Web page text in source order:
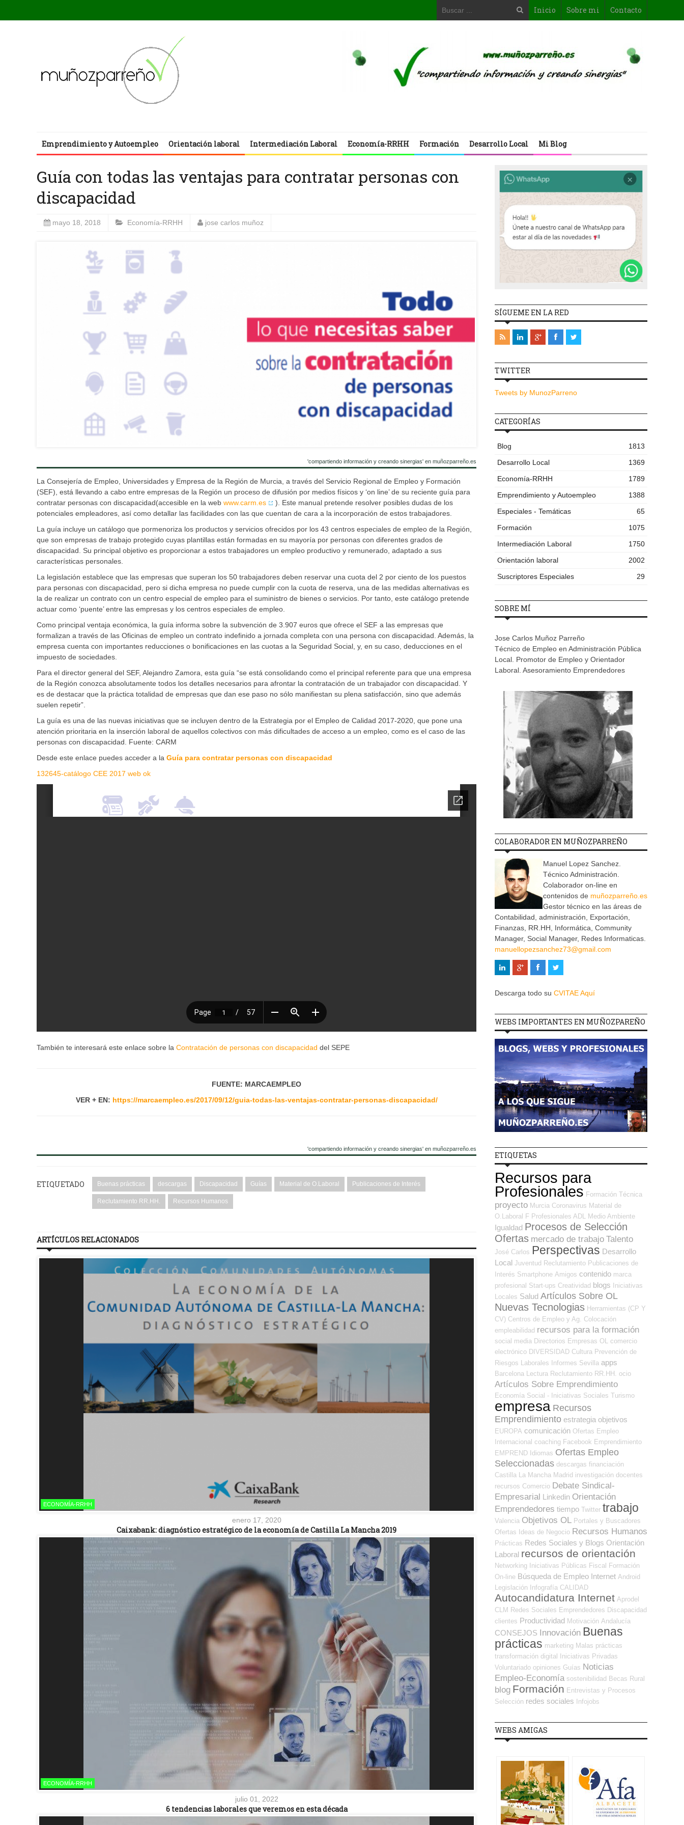
Inicio Sobre mi Contacto
Emprendimiento y Autoempleo Orientación laboral Intermediación Laboral Economía-RRHH Formación Desarrollo Local Mi Blog
Guía con todas las ventajas para contratar personas con
discapacidad
mayo 18, 2018 Economía-RRHH jose carlos muñoz
'compartiendo información y creando sinergias' en muñozparreño.es
La Consejería de Empleo, Universidades y Empresa de la Región de Murcia, a través del Servicio Regional de Empleo y Formación
(SEF), está llevando a cabo entre empresas de la Región un proceso de difusión por medios físicos y ‘on line’ de su reciente guía para
contratar personas con discapacidad(accesible en la web www.carm.es
). Este manual pretende resolver posibles dudas de los
potenciales empleadores, así como detallar las facilidades con las que cuentan de cara a la incorporación de estos trabajadores.
La guía incluye un catálogo que pormenoriza los productos y servicios ofrecidos por los 43 centros especiales de empleo de la Región,
que son empresas de trabajo protegido cuyas plantillas están formadas en su mayoría por personas con diferentes grados de
discapacidad. Su principal objetivo es proporcionar a estos trabajadores un empleo productivo y remunerado, adaptado a sus
características personales.
La legislación establece que las empresas que superan los 50 trabajadores deben reservar una cuota del 2 por ciento de los puestos
para personas con discapacidad, pero si dicha empresa no puede cumplir con la cuota de reserva, una de las medidas alternativas es
la de realizar un contrato con un centro especial de empleo para el suministro de bienes o servicios. Por tanto, este catálogo pretende
actuar como ‘puente’ entre las empresas y los centros especiales de empleo.
Como principal ventaja económica, la guía informa sobre la subvención de 3.907 euros que ofrece el SEF a las empresas que
formalizan a través de las Oficinas de empleo un contrato indefinido a jornada completa con una persona con discapacidad. Además, la
empresa cuenta con importantes reducciones o bonificaciones en las cuotas a la Seguridad Social, y, en su caso, deducciones en el
impuesto de sociedades.
Para el director general del SEF, Alejandro Zamora, esta guía “se está consolidando como el principal referente para que una empresa
de la Región conozca absolutamente todos los detalles necesarios para afrontar la contratación de un trabajador con discapacidad. Y
es de destacar que la práctica totalidad de empresas que dan ese paso no sólo manifiestan su plena satisfacción, sino que además
suelen repetir”.
La guía es una de las nuevas iniciativas que se incluyen dentro de la Estrategia por el Empleo de Calidad 2017-2020, que pone una
atención prioritaria en la inserción laboral de aquellos colectivos con más dificultades de acceso a un empleo, como es el caso de las
personas con discapacidad. Fuente: CARM
Desde este enlace puedes acceder a la Guía para contratar personas con discapacidad
132645-catálogo CEE 2017 web ok
También te interesará este enlace sobre la Contratación de personas con discapacidad del SEPE
FUENTE: MARCAEMPLEO
VER + EN: https://marcaempleo.es/2017/09/12/guia-todas-las-ventajas-contratar-personas-discapacidad/
'compartiendo información y creando sinergias' en muñozparreño.es
ETIQUETADO Buenas prácticas descargas Discapacidad Guías Material de O.Laboral Publicaciones de Interés
Reclutamiento RR.HH. Recursos Humanos
ARTÍCULOS RELACIONADOS
ECONOMÍA-RRHH
enero 17, 2020
Caixabank: diagnóstico estratégico de la economía de Castilla La Mancha 2019
ECONOMÍA-RRHH
julio 01, 2022
6 tendencias laborales que veremos en esta década
SÍGUEME EN LA RED
TWITTER
Tweets by MunozParreno
CATEGORÍAS
Blog
1813
Desarrollo Local
1369
Economía-RRHH
1789
Emprendimiento y Autoempleo
1388
Especiales - Temáticas
65
Formación
1075
Intermediación Laboral
1750
Orientación laboral
2002
Suscriptores Especiales
29
SOBRE MÍ
Jose Carlos Muñoz Parreño
Técnico de Empleo en Administración Pública
Local. Promotor de Empleo y Orientador
Laboral. Asesoramiento Emprendedores
COLABORADOR EN MUÑOZPARREÑO
Manuel Lopez Sanchez.
Técnico Administración.
Colaborador on-line en
contenidos de muñozparreño.es
Gestor técnico en las áreas de
Contabilidad, administración, Exportación,
Finanzas, RR.HH, Informática, Community
Manager, Social Manager, Redes Informaticas.
manuellopezsanchez73@gmail.com
Descarga todo su CVITAE Aquí
WEBS IMPORTANTES EN MUÑOZPAREÑO
ETIQUETAS
Recursos para
Profesionales Formación Técnica
proyecto Murcia Coronavirus Material de
O.Laboral
F Profesionales ADL Medio Ambiente
Igualdad Procesos de Selección
Ofertas mercado de trabajo Talento
José Carlos Perspectivas Desarrollo
Local Juventud Reclutamiento Publicaciones de
Interés Smartphone Amigos contenido marca
profesional Start-ups Creatividad blogs
Iniciativas
Locales Salud Artículos Sobre OL
Nuevas Tecnologias Herramientas (CP Y
CV) Centros de Empleo y Ag. Colocación
empleabilidad recursos para la formación
social media Directorios Empresas OL
comercio
electrónico DIVERSIDAD Cultura Prevención de
Riesgos Laborales
Informes Sevilla apps
Barcelona Lectura Reclutamiento RR.HH. ocio
Artículos Sobre Emprendimiento
Economía Social - Iniciativas Sociales Turismo
empresa Recursos
Emprendimiento estrategia objetivos
EUROPA comunicación Ofertas Empleo
Internacional coaching Facebook Emprendimiento
EMPREND Idiomas Ofertas Empleo
Seleccionadas descargas financiación
Castilla La Mancha Madrid investigación docentes
recursos Comercio Debate Sindical-
Empresarial Linkedin Orientación
Emprendedores tiempo Twitter trabajo
Valencia Objetivos OL Portales y Buscadores
Ofertas
Ideas de Negocio Recursos Humanos
Prácticas Redes Sociales y Blogs Orientación
Laboral recursos de orientación
Networking Iniciativas Públicas Fiscal
Formación
On-line Búsqueda de Empleo Internet Android
Legislación
Infografía CALIDAD
Autocandidatura Internet Aprodel
CLM Redes Sociales Emprendedores Discapacidad
clientes Productividad Motivación Andalucía
CONSEJOS Innovación Buenas
prácticas marketing Malas prácticas
transformación digital
Iniciativas Privadas
Voluntariado opiniones Guías Noticias
Empleo-Economía sostenibilidad Becas Rural
blog Formación Entrevistas y Procesos
Selección redes sociales Infojobs
WEBS AMIGAS